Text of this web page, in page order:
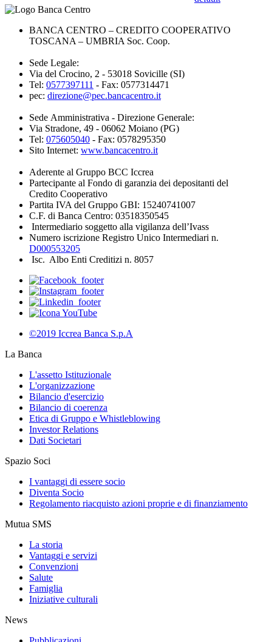
BANCA CENTRO – CREDITO COOPERATIVO
TOSCANA – UMBRIA Soc. Coop.
Sede Legale:
Via del Crocino, 2 - 53018 Sovicille (SI)
Tel: 0577397111 - Fax: 0577314471
pec: direzione@pec.bancacentro.it
Sede Amministrativa - Direzione Generale:
Via Stradone, 49 - 06062 Moiano (PG)
Tel: 075605040 - Fax: 0578295350
Sito Internet: www.bancacentro.it
Aderente al Gruppo BCC Iccrea
Partecipante al Fondo di garanzia dei depositanti del
Credito Cooperativo
Partita IVA del Gruppo GBI: 15240741007
C.F. di Banca Centro: 03518350545
Intermediario soggetto alla vigilanza dell’Ivass
Numero iscrizione Registro Unico Intermediari n.
D000553205
Isc. Albo Enti Creditizi n. 8057
©2019 Iccrea Banca S.p.A
La Banca
L'assetto Istituzionale
L'organizzazione
Bilancio d'esercizio
Bilancio di coerenza
Etica di Gruppo e Whistleblowing
Investor Relations
Dati Societari
Spazio Soci
I vantaggi di essere socio
Diventa Socio
Regolamento riacquisto azioni proprie e di finanziamento
Mutua SMS
La storia
Vantaggi e servizi
Convenzioni
Salute
Famiglia
Iniziative culturali
News